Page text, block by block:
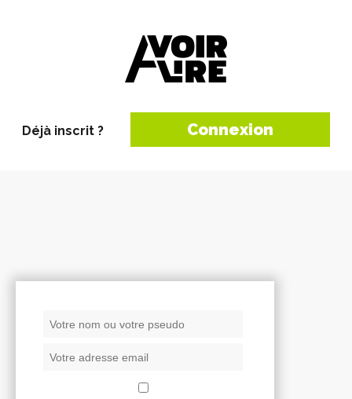
Déjà inscrit ? Connexion